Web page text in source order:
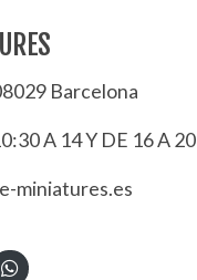
Barcelona
A 14 Y DE 16 A
miniatures.es